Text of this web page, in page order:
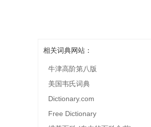
相关词典网站：
牛津高阶第八版
美国韦氏词典
Dictionary.com
Free Dictionary